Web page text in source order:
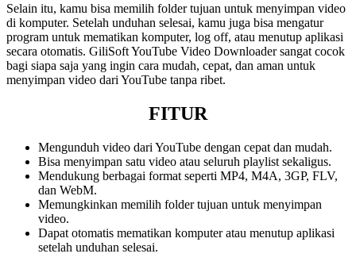
Selain itu, kamu bisa memilih folder tujuan untuk menyimpan video
di komputer. Setelah unduhan selesai, kamu juga bisa mengatur
program untuk mematikan komputer, log off, atau menutup aplikasi
secara otomatis. GiliSoft YouTube Video Downloader sangat cocok
bagi siapa saja yang ingin cara mudah, cepat, dan aman untuk
menyimpan video dari YouTube tanpa ribet.
FITUR
Mengunduh video dari YouTube dengan cepat dan mudah.
Bisa menyimpan satu video atau seluruh playlist sekaligus.
Mendukung berbagai format seperti MP4, M4A, 3GP, FLV,
dan WebM.
Memungkinkan memilih folder tujuan untuk menyimpan
video.
Dapat otomatis mematikan komputer atau menutup aplikasi
setelah unduhan selesai.